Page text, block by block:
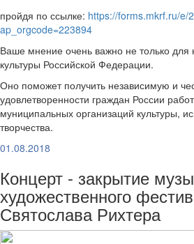
пройдя по ссылке: https://forms.mkrf.ru/e/
ap_orgcode=223894
Ваше мнение очень важно не только для
культуры Российской Федерации.
Оно поможет получить независимую и
удовлетворенности граждан России
муниципальных организаций культуры,
творчества.
01.08.2018
Концерт - закрытие
художественного
Святослава Рихтера